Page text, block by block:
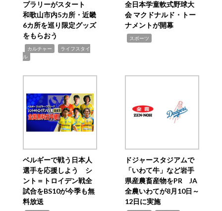
プラリーがスタート
和歌山市内5カ所・近畿
6カ所を巡り限定グッズ
をもらおう
カルチャー
ライフスタイ
ル
全日本学童軟式野球大
会 マクドナルド・トー
ナメントが開幕
スポーツ
ベルギーで戦う日本人
選手を応援しよう シ
ント＝トロイデン戦全
試合をBS10が今季も無
料放送
ドジャースタジアムで
「いわて牛」など岩手
県産農畜産物をPR JA
全農いわてが8月10日～
12日に実施